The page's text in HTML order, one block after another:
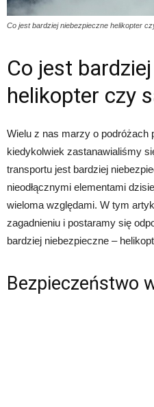
Co jest bardziej niebezpieczne helikopter
Co jest
helikopter czy
Wielu z nas marzy o podróżach
kiedykolwiek zastanawialiśmy
transportu jest bardziej
nieodłącznymi elementami
wieloma względami. W tym
zagadnieniu i postaramy się
bardziej niebezpieczne –
Bezpieczeństwo